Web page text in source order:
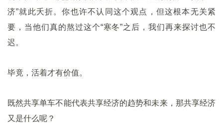
济”就此夭折。你也许不认同这个观点，但这根本无关紧
要，当他们真的熬过这个“寒冬”之后，我们再来探讨也不
迟。
毕竟，活着才有价值。
既然共享单车不能代表共享经济的趋势和未来，那共享经济
又是什么呢？